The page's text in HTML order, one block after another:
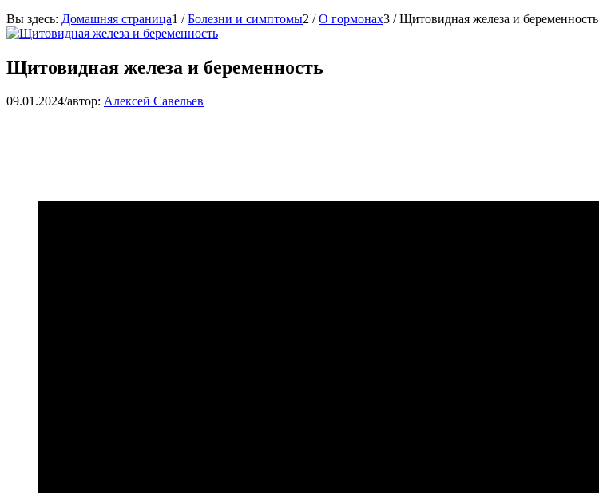
Вы здесь: Домашняя страница1 / Болезни и симптомы2 / О гормонах3 / Щитовидная железа и беременность
Щитовидная железа и беременность
09.01.2024/автор: Алексей Савельев